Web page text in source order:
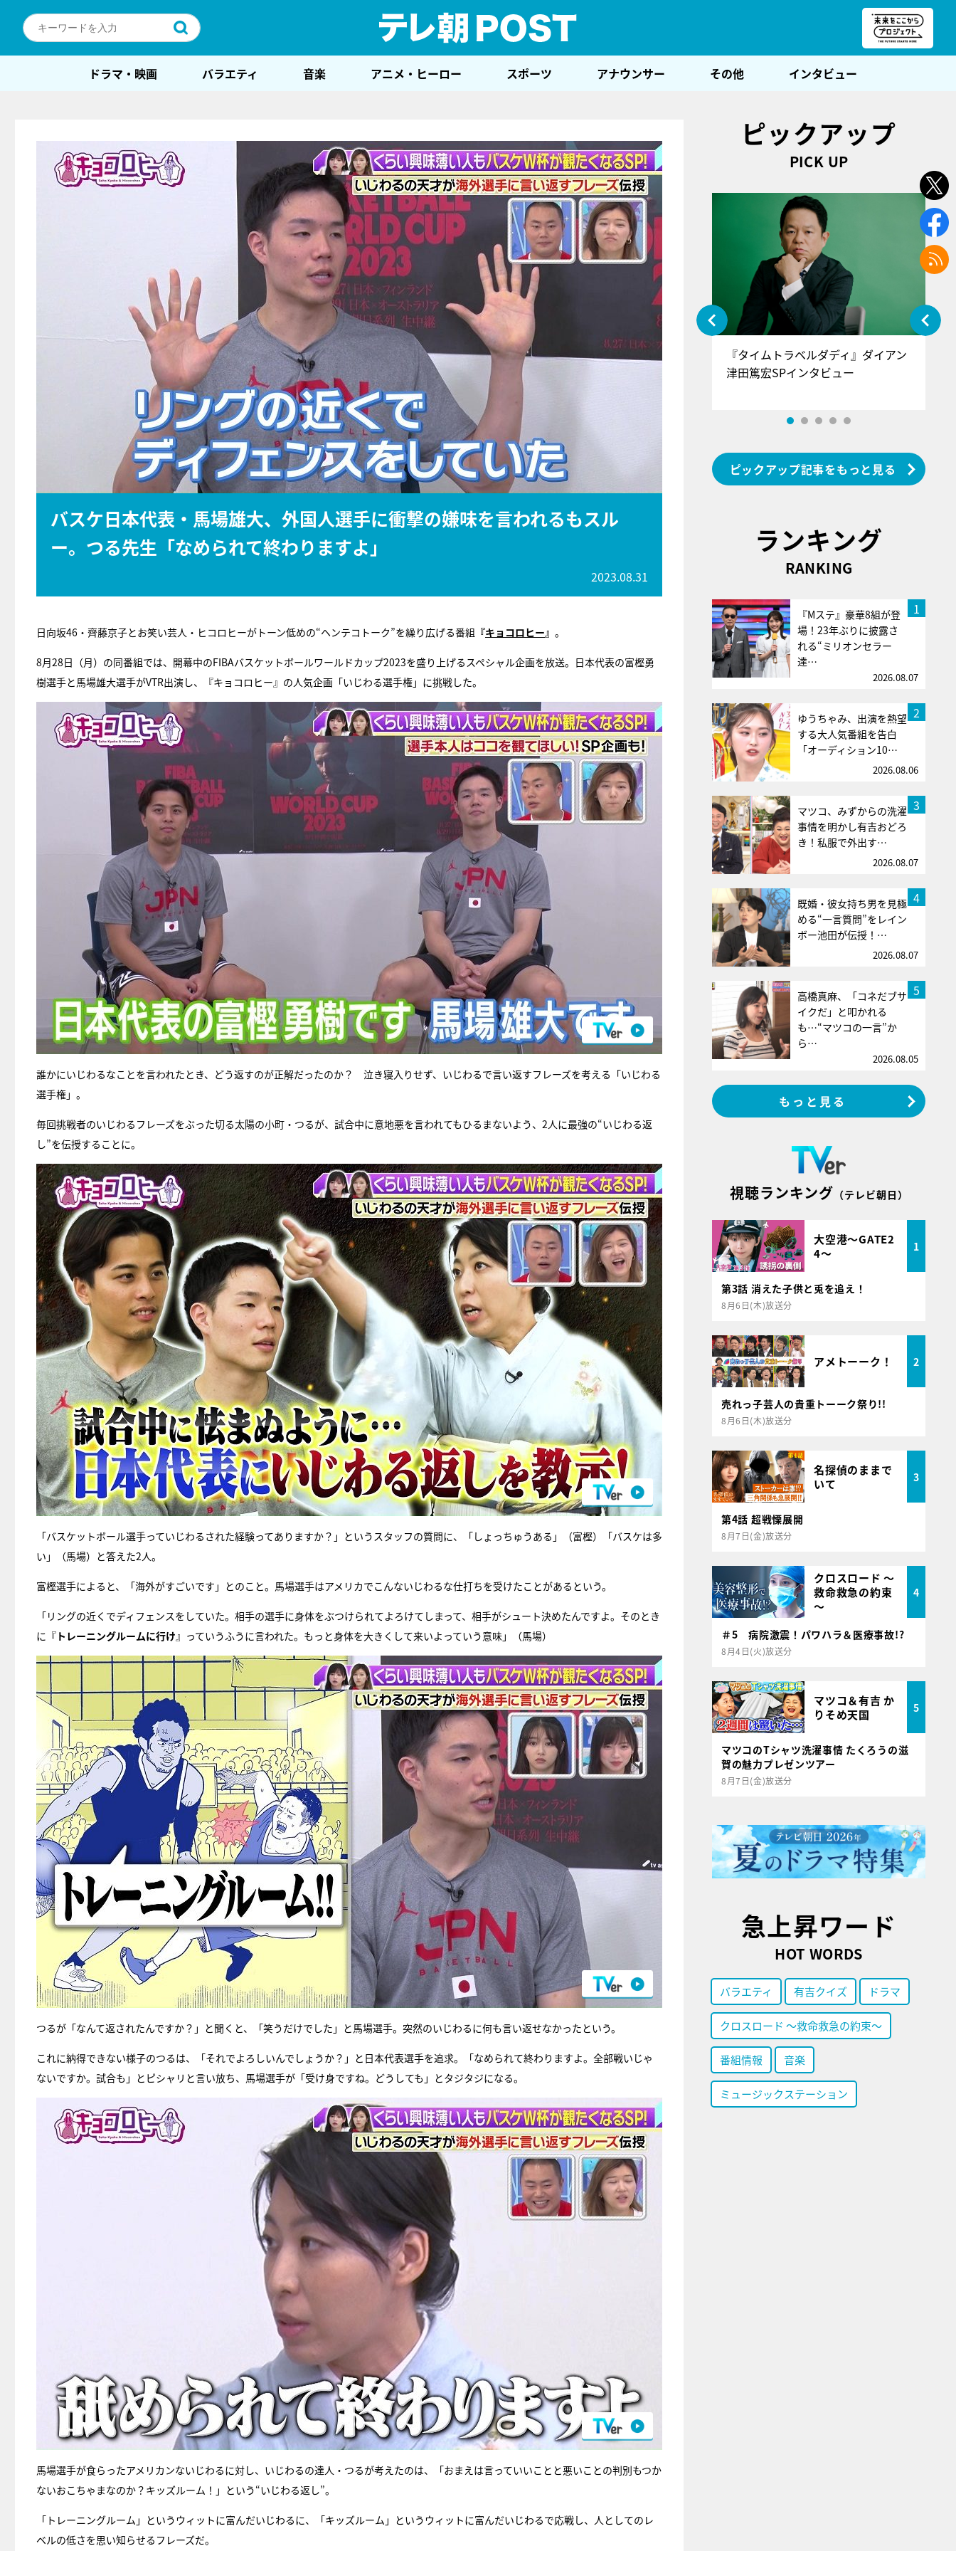
ドラマ・映画 バラエティ 音楽 アニメ・ヒーロー スポーツ アナウンサー その他 インタビュー
バスケ日本代表・馬場雄大、外国人選手に衝撃の嫌味を言われるもスル
ー。つる先生「なめられて終わりますよ」
2023.08.31
日向坂46・齊藤京子とお笑い芸人・ヒコロヒーがトーン低めの“ヘンテコトーク”を繰り広げる番組 『キョコロヒー』 。
8月28日（月）の同番組では、開幕中のFIBAバスケットボールワールドカップ2023を盛り上げるスペシャル企画を放送。日本代表の富樫勇
樹選手と馬場雄大選手がVTR出演し、『キョコロヒー』の人気企画「いじわる選手権」に挑戦した。
誰かにいじわるなことを言われたとき、どう返すのが正解だったのか？ 泣き寝入りせず、いじわるで言い返すフレーズを考える「いじわる
選手権」。
毎回挑戦者のいじわるフレーズをぶった切る太陽の小町・つるが、試合中に意地悪を言われてもひるまないよう、2人に最強の“いじわる返
し”を伝授することに。
「バスケットボール選手っていじわるされた経験ってありますか？」というスタッフの質問に、「しょっちゅうある」（富樫）「バスケは多
い」（馬場）と答えた2人。
富樫選手によると、「海外がすごいです」とのこと。馬場選手はアメリカでこんないじわるな仕打ちを受けたことがあるという。
「リングの近くでディフェンスをしていた。相手の選手に身体をぶつけられてよろけてしまって、相手がシュート決めたんですよ。そのとき
に『 トレーニングルームに行け』っていうふうに言われた。もっと身体を大きくして来いよっていう意味」（馬場）
つるが「なんて返されたんですか？」と聞くと、「笑うだけでした」と馬場選手。突然のいじわるに何も言い返せなかったという。
これに納得できない様子のつるは、「それでよろしいんでしょうか？」と日本代表選手を追求。「なめられて終わりますよ。全部戦いじゃ
ないですか。試合も」とピシャリと言い放ち、馬場選手が「受け身ですね。どうしても」とタジタジになる。
馬場選手が食らったアメリカンないじわるに対し、いじわるの達人・つるが考えたのは、「おまえは言っていいことと悪いことの判別もつか
ないおこちゃまなのか？キッズルーム！」という“いじわる返し”。
「トレーニングルーム」というウィットに富んだいじわるに、「キッズルーム」というウィットに富んだいじわるで応戦し、人としてのレ
ベルの低さを思い知らせるフレーズだ。
ピックアップ
PICK UP
『アイ＝ラブ！げーみんぐ』＝LOV
E齋藤樹愛羅＆佐々木舞香SPインタ
ビュー
『タイムトラベルダディ』ダイアン
津田篤宏SPインタビュー
ピックアップ記事をもっと見る
ランキング
RANKING
1
『Mステ』豪華8組が登
場！23年ぶりに披露さ
れる“ミリオンセラー
達…
2026.08.07
2
ゆうちゃみ、出演を熱望
する大人気番組を告白
「オーディション10…
2026.08.06
3
マツコ、みずからの洗濯
事情を明かし有吉おどろ
き！私服で外出す…
2026.08.07
4
既婚・彼女持ち男を見極
める“一言質問”をレイン
ボー池田が伝授！…
2026.08.07
5
高橋真麻、「コネだブサ
イクだ」と叩かれる
も…“マツコの一言”か
ら…
2026.08.05
もっと見る
視聴ランキング （テレビ朝日）
大空港～GATE2
4～
1
第3話 消えた子供と兎を追え！
8月6日(木)放送分
アメトーーク！ 2
売れっ子芸人の貴重トーーク祭り!!
8月6日(木)放送分
名探偵のままで
いて
3
第4話 超戦慄展開
8月7日(金)放送分
クロスロード ～
救命救急の約束
～
4
＃5 病院激震！パワハラ＆医療事故!?
8月4日(火)放送分
マツコ＆有吉 か
りそめ天国
5
マツコのTシャツ洗濯事情 たくろうの滋
賀の魅力プレゼンツアー
8月7日(金)放送分
急上昇ワード
HOT WORDS
バラエティ 有吉クイズ ドラマ
クロスロード ～救命救急の約束～
番組情報 音楽
ミュージックステーション